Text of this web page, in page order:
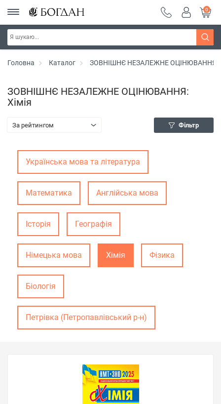
0
Головна Каталог ЗОВНІШНЄ НЕЗАЛЕЖНЕ ОЦІНЮВАННЯ
ЗОВНІШНЄ НЕЗАЛЕЖНЕ ОЦІНЮВАННЯ:
Хімія
За рейтингом Фільтр
Українська мова та література
Математика Англійська мова
Історія Географія
Німецька мова Хімія Фізика
Біологія
Петрівка (Петропавлівський р-н)